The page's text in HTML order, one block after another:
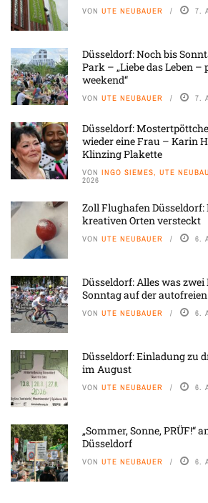
VON UTE NEUBAUER 7.
Düsseldorf: Noch bis
Park – „Liebe das Leben
weekend“
VON UTE NEUBAUER 7.
Düsseldorf:
wieder eine Frau – Karin
Klinzing Plakette
VON INGO SIEMES, UTE
2026
Zoll Flughafen
kreativen Orten versteckt
VON UTE NEUBAUER 6.
Düsseldorf: Alles was zwei
Sonntag auf der
VON UTE NEUBAUER 6.
Düsseldorf: Einladung zu
im August
VON UTE NEUBAUER 6.
„Sommer, Sonne, PRÜF!“
Düsseldorf
VON UTE NEUBAUER 6.